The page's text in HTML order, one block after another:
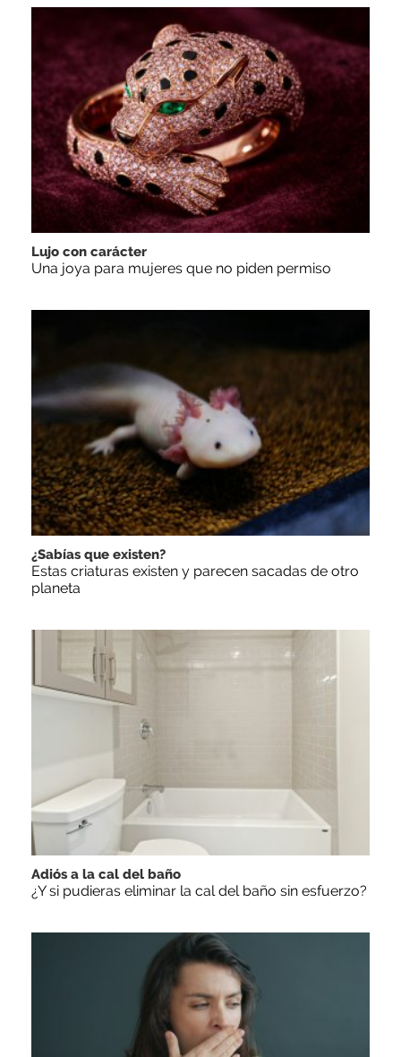
Lujo con carácter
Una joya para mujeres que no piden permiso
¿Sabías que existen?
Estas criaturas existen y parecen sacadas de otro
planeta
Adiós a la cal del baño
¿Y si pudieras eliminar la cal del baño sin esfuerzo?